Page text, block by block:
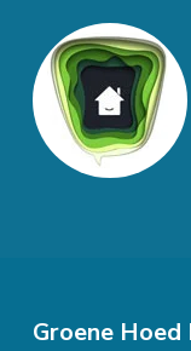
Groene Hoed